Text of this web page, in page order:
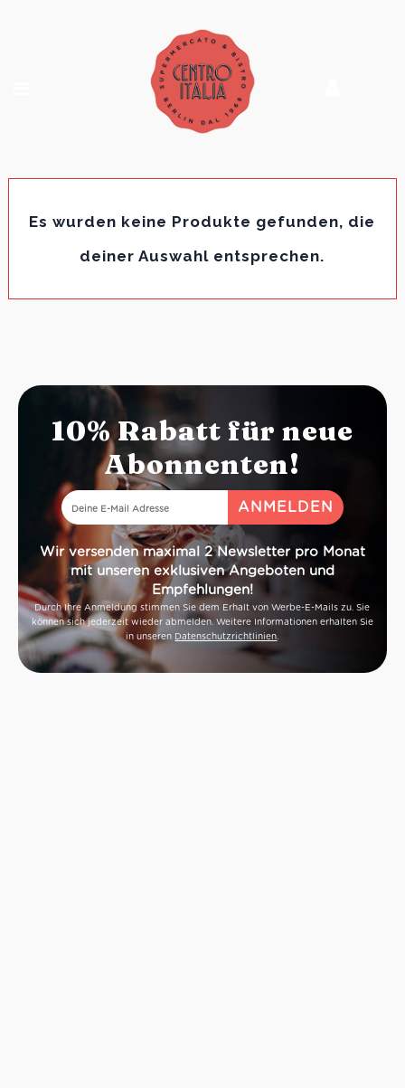
Es wurden keine Produkte gefunden, die
deiner Auswahl entsprechen.
10% Rabatt für neue
Abonnenten!
Wir versenden maximal 2 Newsletter pro Monat
mit unseren exklusiven Angeboten und
Empfehlungen!
Durch Ihre Anmeldung stimmen Sie dem Erhalt von Werbe-E-Mails zu. Sie
können sich jederzeit wieder abmelden. Weitere Informationen erhalten Sie
in unseren Datenschutzrichtlinien.